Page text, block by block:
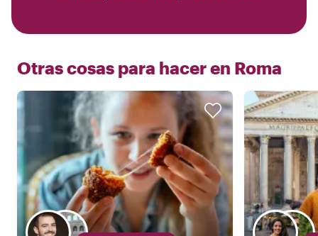
Otras cosas para hacer en Roma